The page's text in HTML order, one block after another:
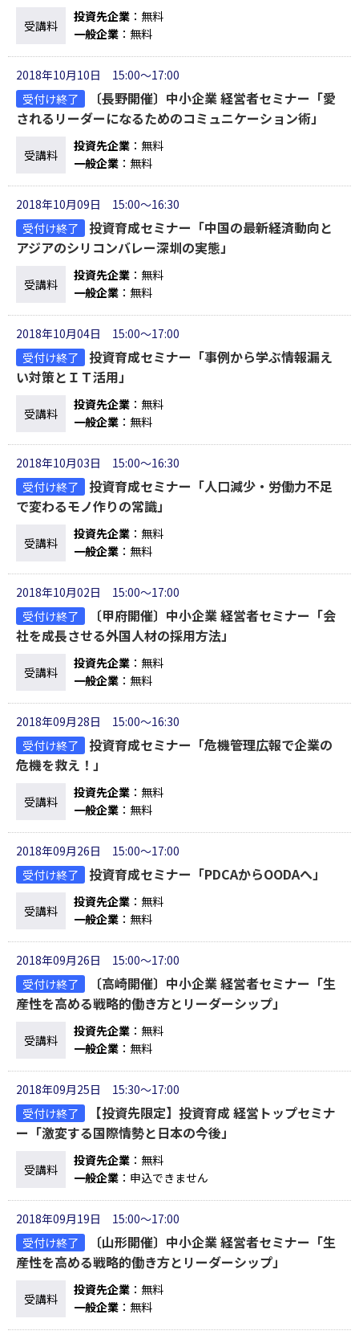
受講料
投資先企業 ：無料
一般企業 ：無料
2018年10月10日 15:00～17:00
受付け終了
〔長野開催〕中小企業 経営者セミナー「愛
されるリーダーになるためのコミュニケーション術」
受講料
投資先企業 ：無料
一般企業 ：無料
2018年10月09日 15:00～16:30
受付け終了
投資育成セミナー「中国の最新経済動向と
アジアのシリコンバレー深圳の実態」
受講料
投資先企業 ：無料
一般企業 ：無料
2018年10月04日 15:00～17:00
受付け終了
投資育成セミナー「事例から学ぶ情報漏え
い対策とＩＴ活用」
受講料
投資先企業 ：無料
一般企業 ：無料
2018年10月03日 15:00～16:30
受付け終了
投資育成セミナー「人口減少・労働力不足
で変わるモノ作りの常識」
受講料
投資先企業 ：無料
一般企業 ：無料
2018年10月02日 15:00～17:00
受付け終了
〔甲府開催〕中小企業 経営者セミナー「会
社を成長させる外国人材の採用方法」
受講料
投資先企業 ：無料
一般企業 ：無料
2018年09月28日 15:00～16:30
受付け終了
投資育成セミナー「危機管理広報で企業の
危機を救え！」
受講料
投資先企業 ：無料
一般企業 ：無料
2018年09月26日 15:00～17:00
受付け終了
投資育成セミナー「PDCAからOODAへ」
受講料
投資先企業 ：無料
一般企業 ：無料
2018年09月26日 15:00～17:00
受付け終了
〔高崎開催〕中小企業 経営者セミナー「生
産性を高める戦略的働き方とリーダーシップ」
受講料
投資先企業 ：無料
一般企業 ：無料
2018年09月25日 15:30～17:00
受付け終了
【投資先限定】投資育成 経営トップセミナ
ー「激変する国際情勢と日本の今後」
受講料
投資先企業 ：無料
一般企業 ：申込できません
2018年09月19日 15:00～17:00
受付け終了
〔山形開催〕中小企業 経営者セミナー「生
産性を高める戦略的働き方とリーダーシップ」
受講料
投資先企業 ：無料
一般企業 ：無料